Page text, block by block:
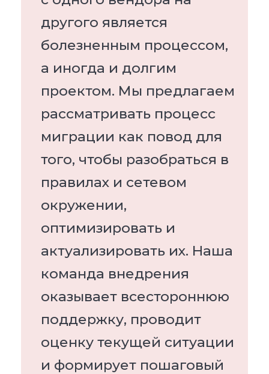
другого является
болезненным процессом,
а иногда и долгим
проектом. Мы предлагаем
рассматривать процесс
миграции как повод для
того, чтобы разобраться в
правилах и сетевом
окружении,
оптимизировать и
актуализировать их. Наша
команда внедрения
оказывает всестороннюю
поддержку, проводит
оценку текущей ситуации
и формирует пошаговый